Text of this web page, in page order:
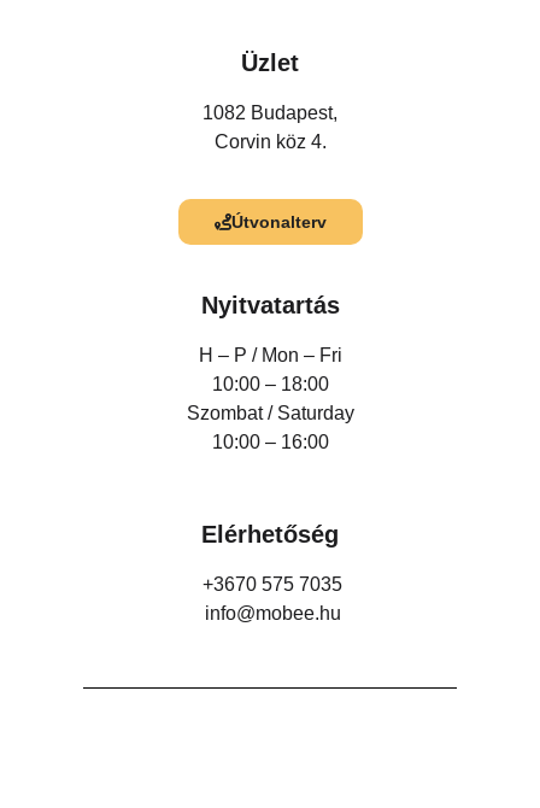
Üzlet
1082 Budapest,
Corvin köz 4.
Útvonalterv
Nyitvatartás
H – P / Mon – Fri
10:00 – 18:00
Szombat / Saturday
10:00 – 16:00
Elérhetőség
+3670 575 7035
info@mobee.hu